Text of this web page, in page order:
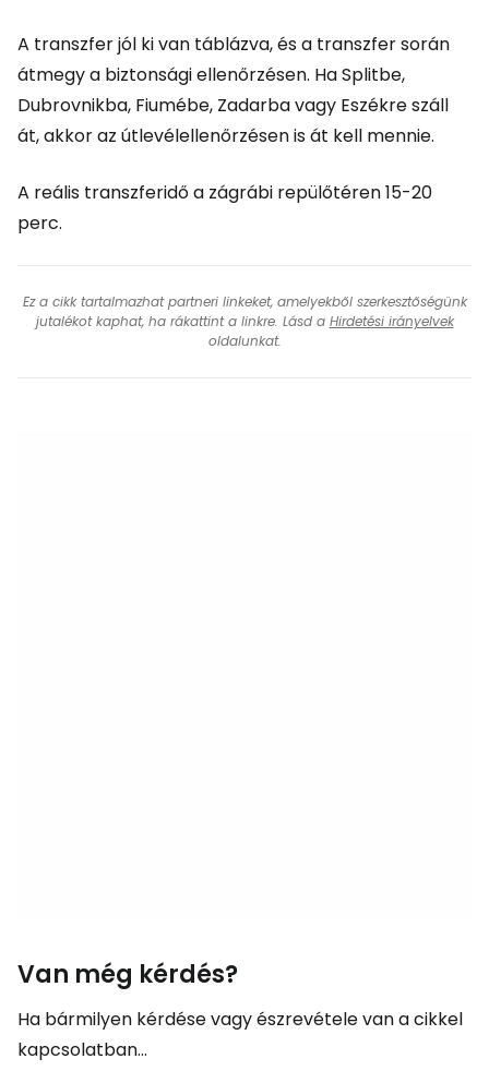
A transzfer jól ki van táblázva, és a transzfer során
átmegy a biztonsági ellenőrzésen. Ha Splitbe,
Dubrovnikba, Fiumébe, Zadarba vagy Eszékre száll
át, akkor az útlevélellenőrzésen is át kell mennie.
A reális transzferidő a zágrábi repülőtéren 15-20
perc.
Ez a cikk tartalmazhat partneri linkeket, amelyekből szerkesztőségünk
jutalékot kaphat, ha rákattint a linkre. Lásd a Hirdetési irányelvek
oldalunkat.
Van még kérdés?
Ha bármilyen kérdése vagy észrevétele van a cikkel
kapcsolatban...